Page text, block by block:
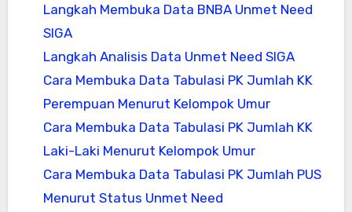
Langkah Membuka Data BNBA Unmet Need
SIGA
Langkah Analisis Data Unmet Need SIGA
Cara Membuka Data Tabulasi PK Jumlah KK
Perempuan Menurut Kelompok Umur
Cara Membuka Data Tabulasi PK Jumlah KK
Laki-Laki Menurut Kelompok Umur
Cara Membuka Data Tabulasi PK Jumlah PUS
Menurut Status Unmet Need